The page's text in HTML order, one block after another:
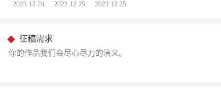
2023.12.24
2023.12.25
2023.12.25
征稿需求
你的作品我们会尽心尽力的演义。